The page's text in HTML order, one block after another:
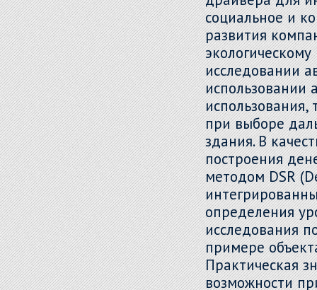
социальное и
развития
исследовании
использовании
при выборе
здания. В
построения
методом DSR
определения
исследования
примере
Практическая
возможности